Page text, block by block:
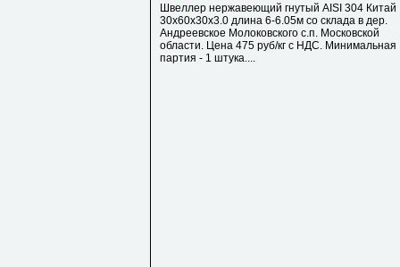
Швеллер нержавеющий гнутый AISI 304 Китай
30х60х30х3.0 длина 6-6.05м со склада в дер.
Андреевское Молоковского с.п. Московской
области. Цена 475 руб/кг с НДС. Минимальная
партия - 1 штука....